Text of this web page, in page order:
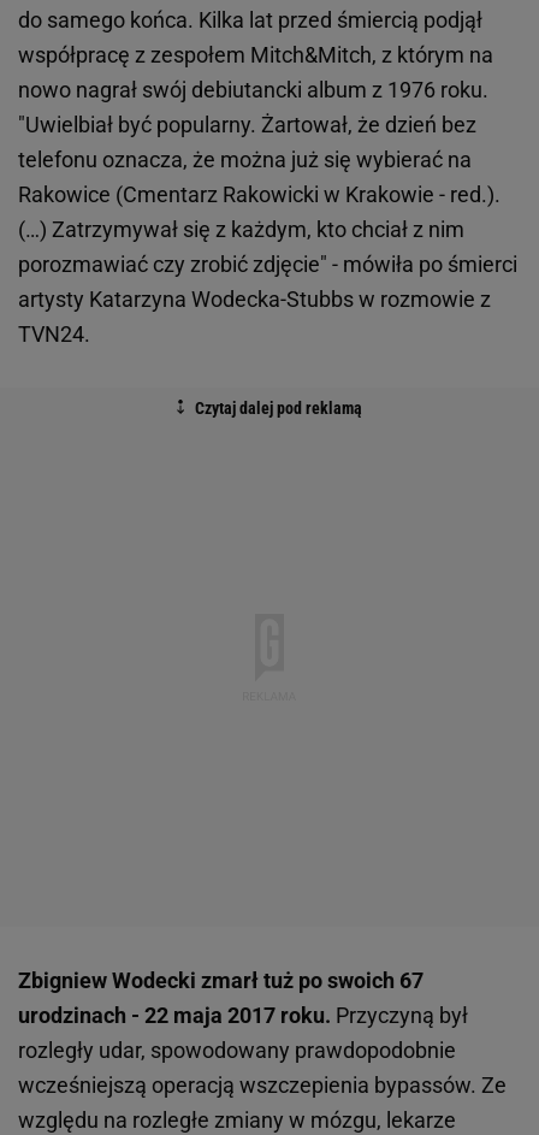
do samego końca. Kilka lat przed śmiercią podjął
współpracę z zespołem Mitch&Mitch, z którym na
nowo nagrał swój debiutancki album z 1976 roku.
"Uwielbiał być popularny. Żartował, że dzień bez
telefonu oznacza, że można już się wybierać na
Rakowice (Cmentarz Rakowicki w Krakowie - red.).
(…) Zatrzymywał się z każdym, kto chciał z nim
porozmawiać czy zrobić zdjęcie" - mówiła po śmierci
artysty Katarzyna Wodecka-Stubbs w rozmowie z
TVN24.
Zbigniew Wodecki zmarł tuż po swoich 67
urodzinach - 22 maja 2017 roku. Przyczyną był
rozległy udar, spowodowany prawdopodobnie
wcześniejszą operacją wszczepienia bypassów. Ze
względu na rozległe zmiany w mózgu, lekarze